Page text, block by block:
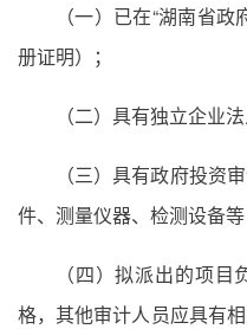
（一）已在“湖南省
册证明）；
（二）具有独立企业
（三）具有政府投资
件、测量仪器、检测设备
（四）拟派出的项
格，其他审计人员应具有